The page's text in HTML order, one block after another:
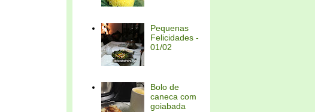
Pequenas
Felicidades -
01/02
Bolo de
caneca com
goiabada